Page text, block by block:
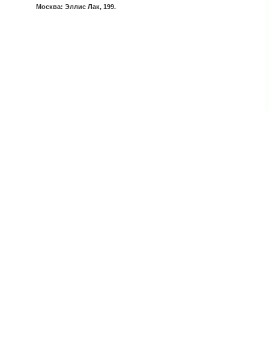
Москва: Эллис Лак, 199.